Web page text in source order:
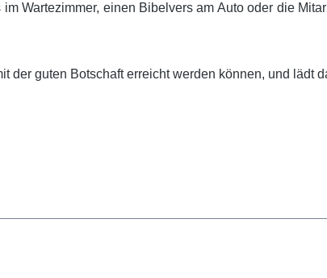
Wartezimmer, einen Bibelvers am Auto oder die
guten Botschaft erreicht werden können, und lädt